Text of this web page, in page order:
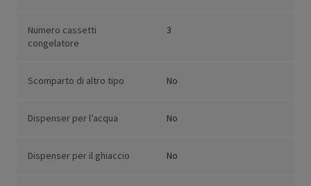
Numero cassetti
congelatore
3
Scomparto di altro tipo No
Dispenser per l’acqua No
Dispenser per il ghiaccio No